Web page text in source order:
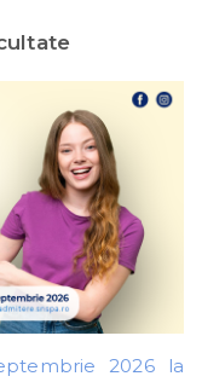
2026 la